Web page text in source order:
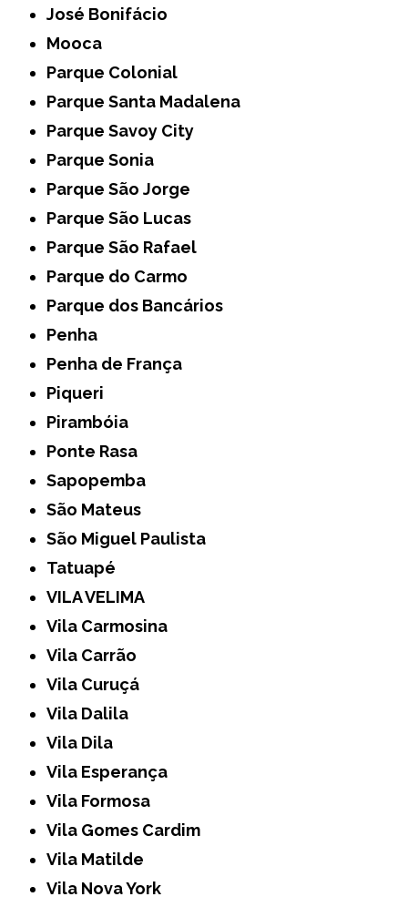
José Bonifácio
Mooca
Parque Colonial
Parque Santa Madalena
Parque Savoy City
Parque Sonia
Parque São Jorge
Parque São Lucas
Parque São Rafael
Parque do Carmo
Parque dos Bancários
Penha
Penha de França
Piqueri
Pirambóia
Ponte Rasa
Sapopemba
São Mateus
São Miguel Paulista
Tatuapé
VILA VELIMA
Vila Carmosina
Vila Carrão
Vila Curuçá
Vila Dalila
Vila Dila
Vila Esperança
Vila Formosa
Vila Gomes Cardim
Vila Matilde
Vila Nova York